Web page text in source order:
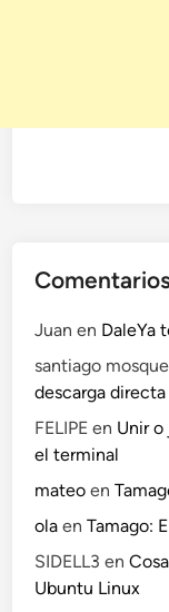
Juan en DaleYa
santiago
descarga
FELIPE en Unir o
el terminal
mateo en
ola enTamago:
SIDELL3 en
Ubuntu Linux